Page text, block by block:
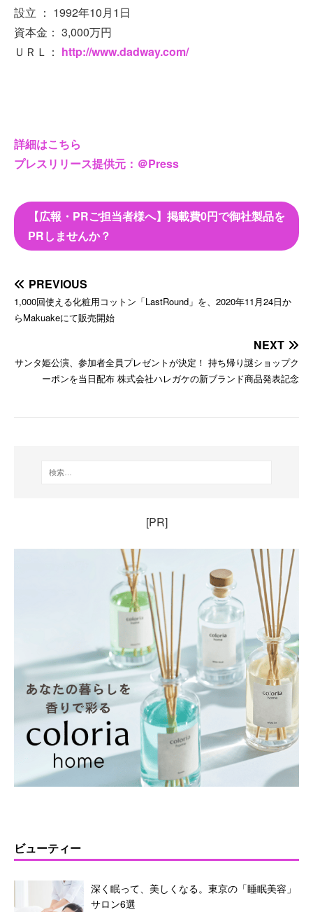
設立 ： 1992年10月1日
資本金： 3,000万円
ＵＲＬ： http://www.dadway.com/
詳細はこちら
プレスリリース提供元：＠Press
【広報・PRご担当者様へ】掲載費0円で御社製品を
PRしませんか？
PREVIOUS
1,000回使える化粧用コットン「LastRound」を、2020年11月24日か
らMakuakeにて販売開始
NEXT
サンタ姫公演、参加者全員プレゼントが決定！ 持ち帰り謎ショップク
ーポンを当日配布 株式会社ハレガケの新ブランド商品発表記念
[PR]
ビューティー
深く眠って、美しくなる。東京の「睡眠美容」
サロン6選